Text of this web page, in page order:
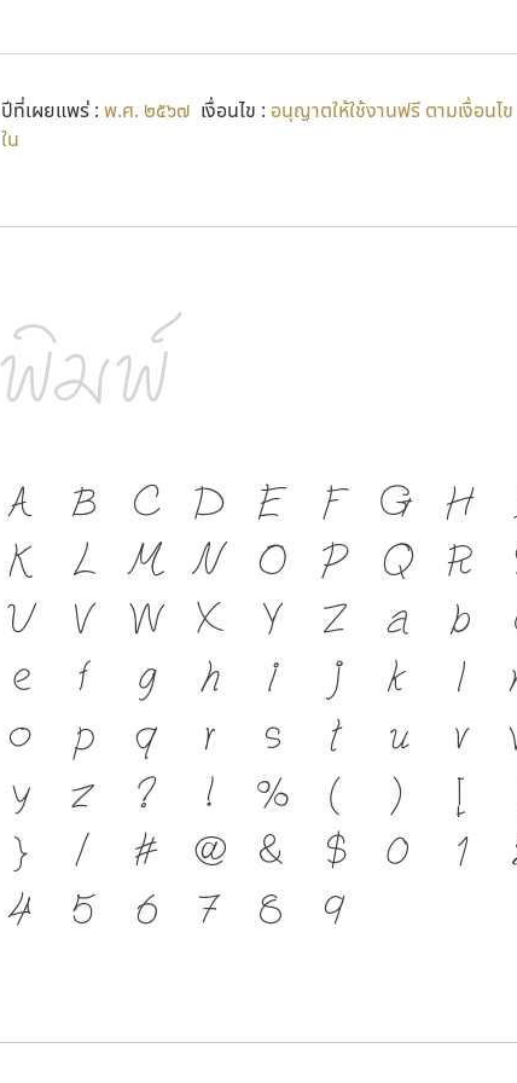
ปีที่เผยแพร่ : พ.ศ. ๒๕๖๗ เงื่อนไข : อนุญาตให้ใช้งานฟรี ตามเงื่อนไข
ใน
A B C D E F G H
K
L M N O P Q R
U
V W X Y Z a b
e
f g h i j k l
o
p q r s t u v
y
z ? ! % ( ) [
}
/ # @ & $ 0 1
4
5 6 7 8 9
ภาษา คือ เครื่องมือสำคัญที่ทำใ
เป็นชาติดำรงอยู่ได้ ตัวพิมพ์ คือ เ
มือสำคัญที่ทำให้ภาษาดำรงอยู่ไ
ตัวพิมพ์ที่พัฒนาทันกระแสการ
เปลี่ยนแปลง คือ โครงสร้างแก
สะพานที่เชื่อมตัวตนของชาติ จาก
ปัจจุบันสู่อนาคต